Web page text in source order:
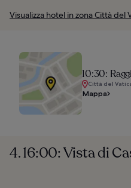
Visualizza hotel in zona Città del
10:30:
Città del
Mappa
4. 16:00: Vista di